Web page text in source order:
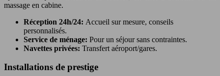
massage en cabine.
Réception 24h/24: Accueil sur mesure, conseils
personnalisés.
Service de ménage: Pour un séjour sans contraintes.
Navettes privées: Transfert aéroport/gares.
Installations de prestige